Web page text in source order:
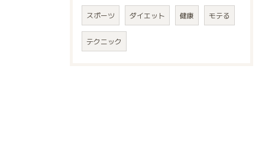
スポーツ ダイエット 健康 モテる
テクニック